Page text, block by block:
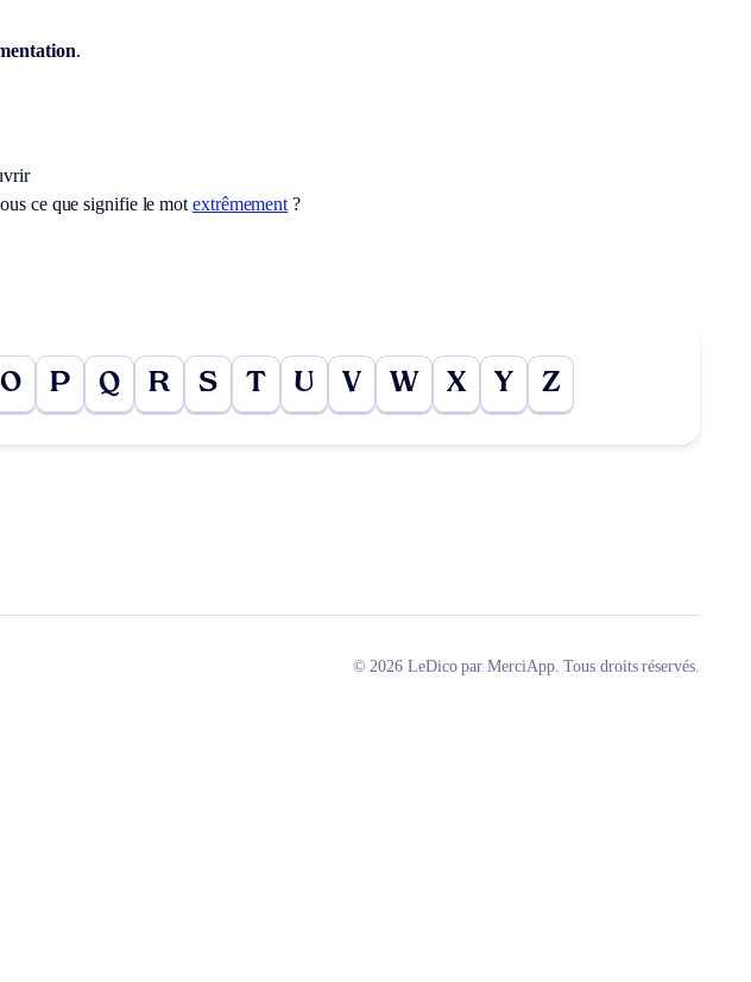
.
ce que signifie le motextrêmement ?
O P Q R S T U V W X Y Z
© 2026 LeDico par MerciApp. Tous droits réservés.